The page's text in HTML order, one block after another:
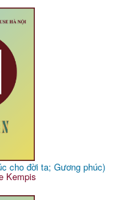
cho đời ta; Gương phúc)
Kempis